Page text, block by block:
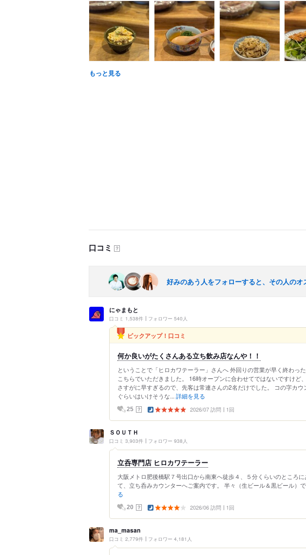
もっと見る
口コミ ？
好みのあう人をフォローすると、その人のオ
にゃまもと
口コミ 1,538件 フォロワー 540人
ピックアップ！口コミ
何か良いがたくさんある立ち飲み店なんや！！
ということで「ヒロカワテーラー」さんへ 外回りの営業が早く終わっ
こちらでいただきました。 16時オープンに合わせてではないですけど
さすがに早すぎるので、先客は常連さんの2名だけでした。 コの字カウ
ぐらいはいけそうな... 詳細を見る
25 ？ 2026/07 訪問 1回
ＳＯＵＴＨ
口コミ 3,903件 フォロワー 938人
立呑専門店 ヒロカワテーラー
大阪メトロ肥後橋駅７号出口から南東へ徒歩４、５分くらいのところ
て、立ち呑みカウンターへご案内です。 半々（生ビール＆黒ビール）
る
20 ？ 2026/06 訪問 1回
ma_masan
口コミ 2,779件 フォロワー 4,181人